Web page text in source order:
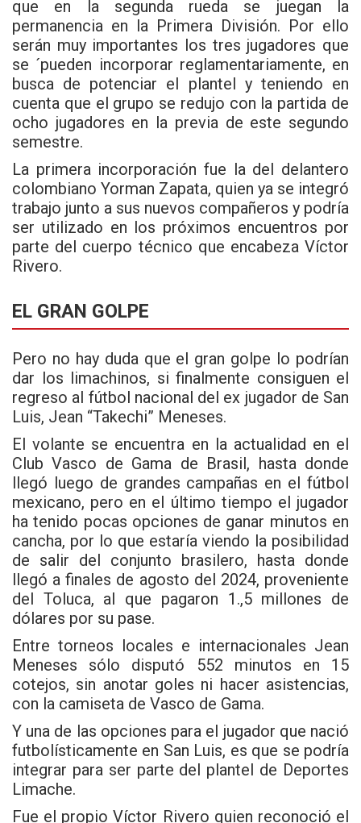
que en la segunda rueda se juegan la
permanencia en la Primera División. Por ello
serán muy importantes los tres jugadores que
se ´pueden incorporar reglamentariamente, en
busca de potenciar el plantel y teniendo en
cuenta que el grupo se redujo con la partida de
ocho jugadores en la previa de este segundo
semestre.
La primera incorporación fue la del delantero
colombiano Yorman Zapata, quien ya se integró
trabajo junto a sus nuevos compañeros y podría
ser utilizado en los próximos encuentros por
parte del cuerpo técnico que encabeza Víctor
Rivero.
EL GRAN GOLPE
Pero no hay duda que el gran golpe lo podrían
dar los limachinos, si finalmente consiguen el
regreso al fútbol nacional del ex jugador de San
Luis, Jean “Takechi” Meneses.
El volante se encuentra en la actualidad en el
Club Vasco de Gama de Brasil, hasta donde
llegó luego de grandes campañas en el fútbol
mexicano, pero en el último tiempo el jugador
ha tenido pocas opciones de ganar minutos en
cancha, por lo que estaría viendo la posibilidad
de salir del conjunto brasilero, hasta donde
llegó a finales de agosto del 2024, proveniente
del Toluca, al que pagaron 1.,5 millones de
dólares por su pase.
Entre torneos locales e internacionales Jean
Meneses sólo disputó 552 minutos en 15
cotejos, sin anotar goles ni hacer asistencias,
con la camiseta de Vasco de Gama.
Y una de las opciones para el jugador que nació
futbolísticamente en San Luis, es que se podría
integrar para ser parte del plantel de Deportes
Limache.
Fue el propio Víctor Rivero quien reconoció el